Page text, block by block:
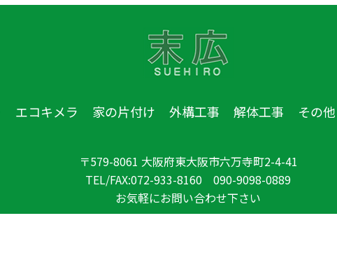
エコキメラ 家の片付け 外構工事 解体工事 その他
〒579-8061 大阪府東大阪市六万寺町2-4-41
TEL/FAX:072-933-8160 090-9098-0889
お気軽にお問い合わせ下さい